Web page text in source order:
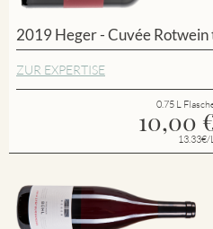
2019 Heger - Cuvée Rotwein
ZUR EXPERTISE
0.75 L
10,00
13.33€/